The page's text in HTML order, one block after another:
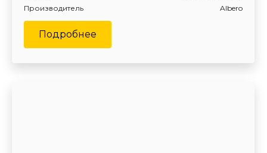
Производитель Albero
Подробнее